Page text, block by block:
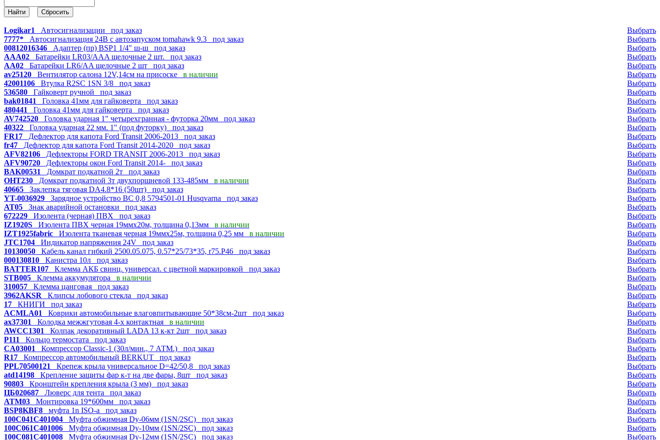
Logikar1 Автосигнализации под заказ
Выбрать
7777* Автосигнализация 24В с автозапуском tomahawk 9.3 под заказ
Выбрать
00812016346 Адаптер (пр) BSP1 1/4" ш-ш под заказ
Выбрать
AAA02 Батарейки LR03/AAA щелочные 2 шт. под заказ
Выбрать
AA02 Батарейки LR6/AA щелочные 2 шт под заказ
Выбрать
av25120 Вентилятор салона 12V,14см на присоске в наличии
Выбрать
42001106 Втулка R2SC 1SN 3/8 под заказ
Выбрать
536580 Гайковерт ручной под заказ
Выбрать
bak01841
Головка 41мм для гайковерта под заказ
Выбрать
480441
Головка 41мм для гайковерта под заказ
Выбрать
AV742520 Головка ударная 1" четырехгранная - футорка 20мм под заказ
Выбрать
40322 Головка ударная 22 мм. 1" (под футорку) под заказ
Выбрать
FR17 Дефлектор для капота Ford Transit 2006-2013 под заказ
Выбрать
fr47 Дефлектор для капота Ford Transit 2014-2020 под заказ
Выбрать
AFV82106 Дефлекторы FORD TRANSIT 2006-2013 под заказ
Выбрать
AFV90720 Дефлекторы окон Ford Transit 2014- под заказ
Выбрать
BAK00531
Домкрат подкатной 2т под заказ
Выбрать
OHT230 Домкрат подкатной 3т двухпоршневой 133-485мм в наличии
Выбрать
40665 Заклепка тяговая DA4.8*16 (50шт) под заказ
Выбрать
YT-0036929 Зарядное устройство ВС 0,8 5794501-01 Husqvarna под заказ
Выбрать
AT05 Знак аварийной остановки под заказ
Выбрать
672229 Изолента (черная) ПВХ под заказ
Выбрать
IZ1920S Изолента ПВХ черная 19ммх20м, толщина 0,13мм в наличии
Выбрать
IZT1925fabric Изолента тканевая черная 19ммх25м, толщина 0,25 мм в наличии
Выбрать
JTC1704 Индикатор напряжения 24V под заказ
Выбрать
10130050 Кабель канал гибкий 2500.05.075, 0.57*25/73*35, r75.P46 под заказ
Выбрать
000130810 Канистра 10л под заказ
Выбрать
BATTER107 Клемма АКБ свинц. универсал. с цветной маркировкой под заказ
Выбрать
STB005 Клемма аккумулятора в наличии
Выбрать
310057 Клемма цанговая под заказ
Выбрать
3962AKSR Клипсы лобового стекла под заказ
Выбрать
17 КНИГИ под заказ
Выбрать
ACMLA01
Коврики автомобильные влаговпитывающие 50*38см-2шт под заказ
Выбрать
ax37301
Колодка межжгутовая 4-х контактная в наличии
Выбрать
AWCC1301
Колпак декоративный LADA 13 к-кт 2шт под заказ
Выбрать
P111
Кольцо термостата под заказ
Выбрать
CA03001
Компрессор Classic-1 (30л/мин., 7 АТМ.) под заказ
Выбрать
R17 Компрессор автомобильный BERKUT под заказ
Выбрать
PPL70500121
Крепеж крыла универсальное D=42/50,8 под заказ
Выбрать
atd14198 Крепление защиты фар к-т на две фары, 8шт под заказ
Выбрать
90803 Кронштейн крепления крыла (3 мм) под заказ
Выбрать
ЦБ020687 Люверс для тента под заказ
Выбрать
ATM03 Монтировка 19*600мм под заказ
Выбрать
BSP8KBF8 муфта 1n ISO-a под заказ
Выбрать
100C041C401004 Муфта обжимная Dy-06мм (1SN/2SC) под заказ
Выбрать
100C061C401006 Муфта обжимная Dy-10мм (1SN/2SC) под заказ
Выбрать
100C081C401008 Муфта обжимная Dy-12мм (1SN/2SC) под заказ
Выбрать